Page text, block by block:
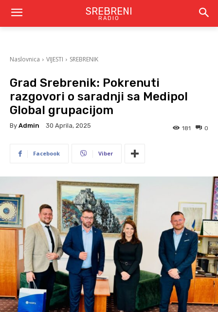
SREBRENI
RADIO
Naslovnica VIJESTI SREBRENIK
Grad Srebrenik: Pokrenuti
razgovori o saradnji sa Medipol
Global grupacijom
By Admin 30 Aprila, 2025 0
181
Facebook Viber